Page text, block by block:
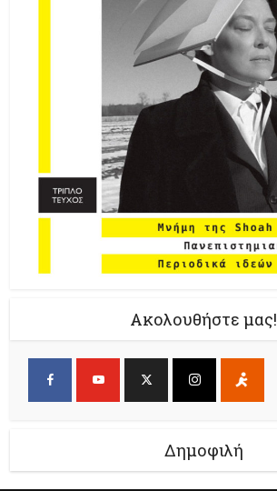
Ακολουθήστε μας!
Δημοφιλή